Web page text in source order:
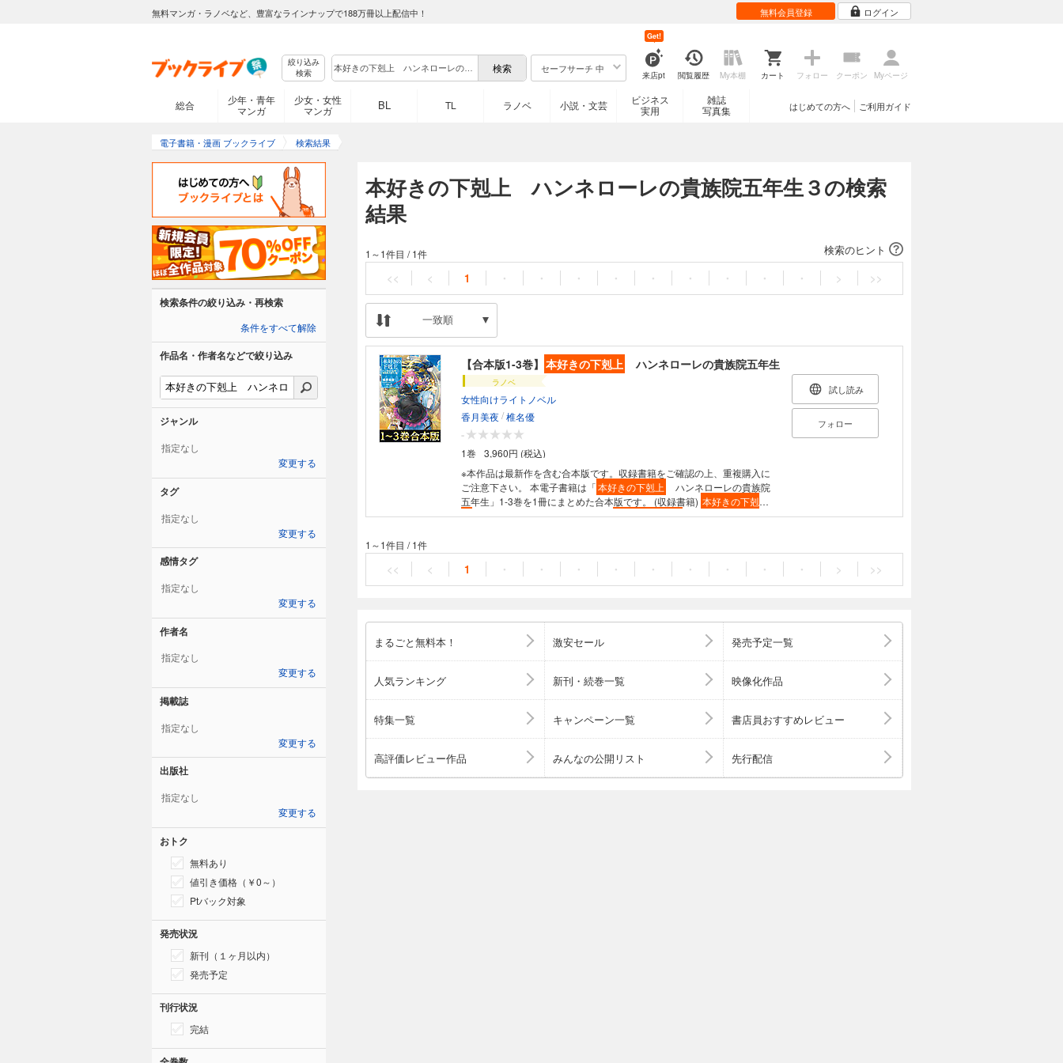
無料マンガ・ラノベなど、豊富なラインナップで188万冊以上配信中！ 無料会員登録 ログイン
絞り込み
検索
セーフサーチ 中
来店pt
Get!
閲覧履歴 My本棚 カート フォロー クーポン Myページ
総合
少年・青年
マンガ
少女・女性
マンガ
BL TL ラノベ 小説・文芸
ビジネス
実用
雑誌
写真集
ご利用ガイド
はじめての方へ
電子書籍・漫画 ブックライブ 検索結果
本好きの下剋上 ハンネローレの貴族院五年生３の検索
結果
検索のヒント
1～1件目 /1件
<< < 1 ・ ・ ・ ・ ・ ・ ・ ・ ・ > >>
一致順
【合本版1-3巻】 本好きの下剋上 ハンネローレの貴族院五年生
ラノベ
女性向けライトノベル
香月美夜/椎名優
-
1巻
3,960円 (税込)
※本作品は最新作を含む合本版です。収録書籍をご確認の上、重複購入に
ご注意下さい。 本電子書籍は「本好きの下剋上
ハンネローレの貴族院
五年生」1-3巻を1冊にまとめた合本版です。 (収録書籍) 本好きの下剋
上ハンネローレの貴族院五年生1本好きの下剋上ハンネローレの貴族
奔走する、恋愛バトルファンタジー開幕！ ユルゲンシュミットに初の未
成年領主が就任してから約半年。今年の貴族院では、第一位の領地となっ
たダンケルフェルガーの領主候補生ーーハンネローレが頭を抱えていた。
とどまらず、求婚してくる異母弟のラオフェレーグ、他領の領主候補生・
オルトヴィーン、縁深いヴィルフリートなど続々と候補者達が現れる。
それは「縁結びの女神の握る糸」がもたらす波乱の幕開けだった！ 「ロー
ゼマイン様にご相談するのです！」 『女神の化身』の親友が婚約者を決め
るために奔走する、時空を越えた恋愛バトルファンタジー開幕！
試し読み
フォロー
1～1件目 /1件
<< < 1 ・ ・ ・ ・ ・ ・ ・ ・ ・ > >>
まるごと無料本！ 激安セール 発売予定一覧
人気ランキング 新刊・続巻一覧 映像化作品
特集一覧 キャンペーン一覧 書店員おすすめレビュー
高評価レビュー作品 みんなの公開リスト 先行配信
検索条件の絞り込み・再検索
条件をすべて解除
作品名・作者名などで絞り込み
ジャンル
指定なし
変更する
タグ
指定なし
変更する
感情タグ
指定なし
変更する
作者名
指定なし
変更する
掲載誌
指定なし
変更する
出版社
指定なし
変更する
おトク
無料あり
値引き価格（￥0～）
Ptバック対象
発売状況
新刊（１ヶ月以内）
発売予定
刊行状況
完結